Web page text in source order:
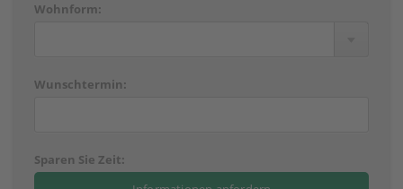
Wohnform:
Wunschtermin:
Sparen Sie Zeit: